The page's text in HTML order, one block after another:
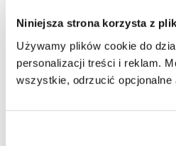
Niniejsza strona korzysta z
Używamy plików cookie do
personalizacji treści i reklam.
wszystkie, odrzucić opcjonalne
wymiary 110 x 90 x 200 cm (drzwi x
wariant kabiny prawy
kabina przystosowana do montażu
bezpieczne szkło przeźroczyste o
powłoka Active Shield 2.0